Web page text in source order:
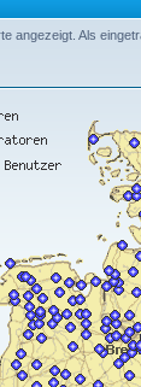
Als